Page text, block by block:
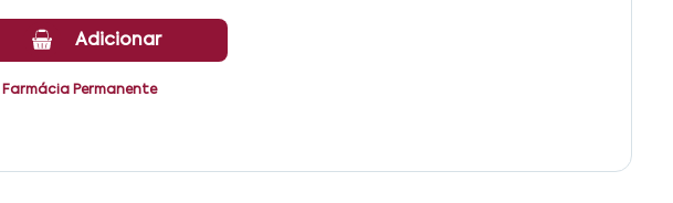
Adicionar
Farmácia Permanente